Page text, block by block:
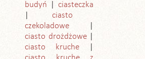
budyń
ciasteczka
ciasto
czekoladowe
ciasto drożdżowe
ciasto kruche